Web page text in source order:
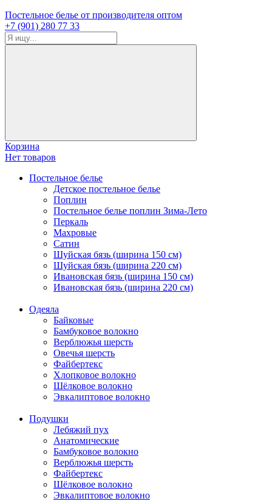
Постельное белье от производителя оптом
+7 (901) 280 77 33
Корзина
Нет товаров
Постельное белье
Детское постельное белье
Поплин
Постельное белье поплин Зима-Лето
Перкаль
Махровые
Сатин
Шуйская бязь (ширина 150 см)
Шуйская бязь (ширина 220 см)
Ивановская бязь (ширина 150 см)
Ивановская бязь (ширина 220 см)
Одеяла
Байковые
Бамбуковое волокно
Верблюжья шерсть
Овечья шерсть
Файбертекс
Хлопковое волокно
Шёлковое волокно
Эвкалиптовое волокно
Подушки
Лебяжий пух
Анатомические
Бамбуковое волокно
Верблюжья шерсть
Файбертекс
Шёлковое волокно
Эвкалиптовое волокно